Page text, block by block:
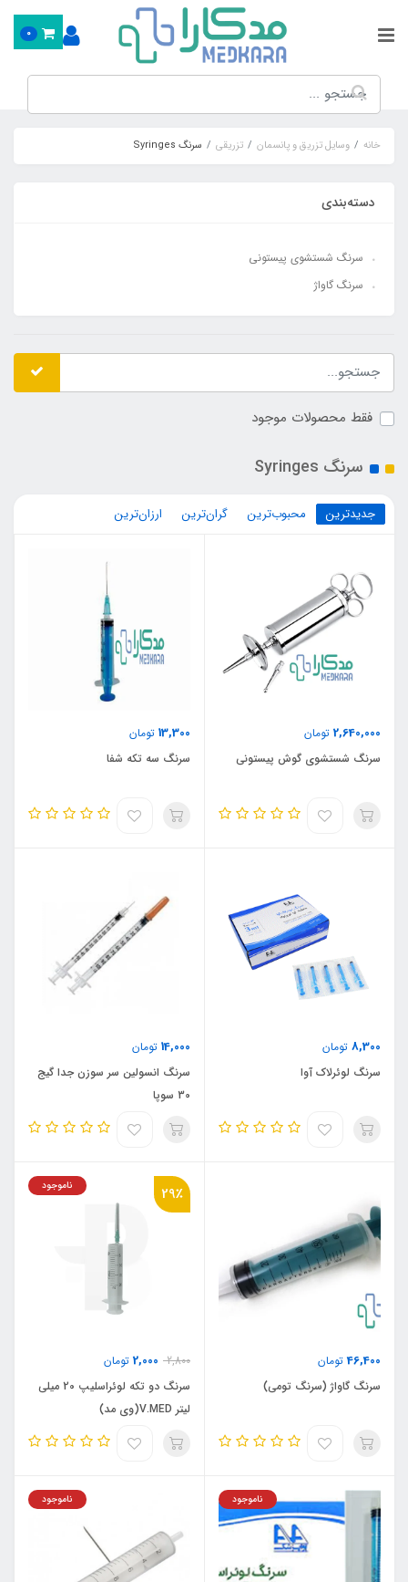
0
خانه وسایل تزریق و پانسمان تزریقی سرنگ Syringes
دسته‌بندی
سرنگ شستشوی پیستونی
سرنگ گاواژ
فقط محصولات موجود
سرنگ Syringes
جدیدترین محبوب‌ترین گران‌ترین ارزان‌ترین
2,640,000 تومان
سرنگ شستشوی گوش پیستونی
13,300 تومان
سرنگ سه تکه شفا
8,300 تومان
سرنگ لوئرلاک آوا
14,000 تومان
سرنگ انسولین سر سوزن جدا گیج
30 سوپا
46,400تومان
سرنگ گاواژ (سرنگ تومی)
29٪
2,800
2,000 تومان
ناموجود
سرنگ دو تکه لوئراسلیپ 20 میلی
لیتر V.MED(وی مد)
ناموجود ناموجود